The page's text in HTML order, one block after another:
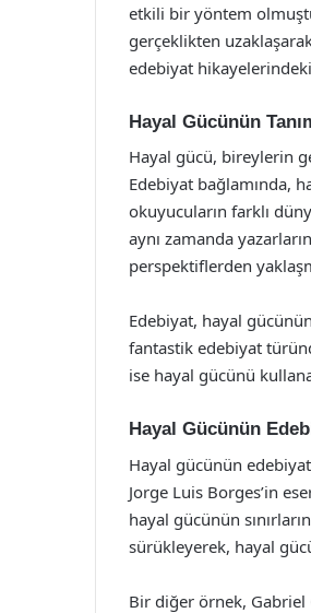
etkili bir yöntem
gerçeklikten
edebiyat
Hayal Gücünün
Hayal gücü, bireylerin
Edebiyat bağlamında,
okuyucuların farklı
aynı zamanda
perspektiflerden
Edebiyat, hayal
fantastik edebiyat
ise hayal gücünü
Hayal Gücünün
Hayal gücünün
Jorge Luis Borges’in
hayal gücünün
sürükleyerek, hayal
Bir diğer örnek, Gabriel